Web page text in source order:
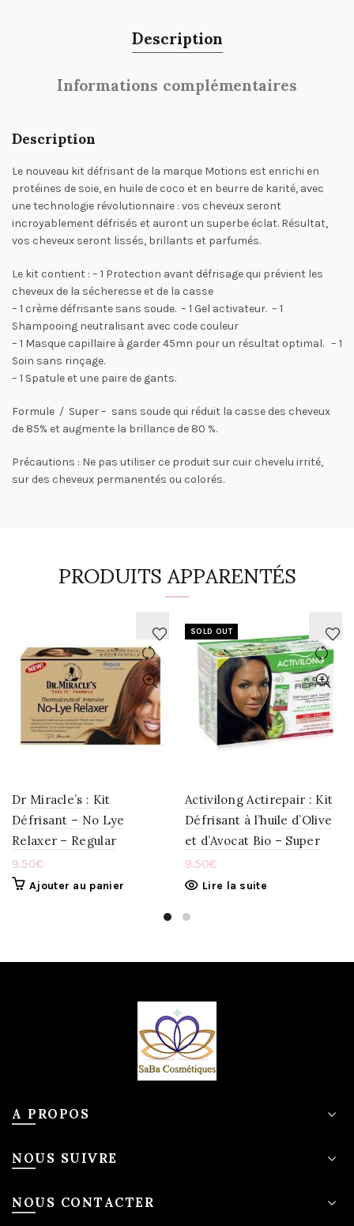
Description
Informations complémentaires
Description
Le nouveau kit défrisant de la marque Motions est enrichi en
protéines de soie, en huile de coco et en beurre de karité, avec
une technologie révolutionnaire : vos cheveux seront
incroyablement défrisés et auront un superbe éclat. Résultat,
vos cheveux seront lissés, brillants et parfumés.
Le kit contient : – 1 Protection avant défrisage qui prévient les
cheveux de la sécheresse et de la casse
– 1 crème défrisante sans soude. – 1 Gel activateur. – 1
Shampooing neutralisant avec code couleur
– 1 Masque capillaire à garder 45mn pour un résultat optimal. – 1
Soin sans rinçage.
– 1 Spatule et une paire de gants.
Formule / Super – sans soude qui réduit la casse des cheveux
de 85% et augmente la brillance de 80 %.
Précautions : Ne pas utiliser ce produit sur cuir chevelu irrité,
sur des cheveux permanentés ou colorés.
PRODUITS APPARENTÉS
Dr Miracle’s : Kit
Défrisant – No Lye
Relaxer – Regular
9.50€
Ajouter au panier
SOLD OUT
Activilong Actirepair : Kit
Défrisant à l’huile d’Olive
et d’Avocat Bio – Super
9.50€
Lire la suite
A PROPOS
NOUS SUIVRE
NOUS CONTACTER